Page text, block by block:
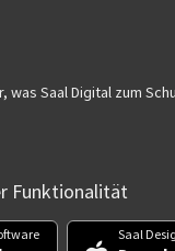
was Saal Digital zum
Funktionalität
Saal